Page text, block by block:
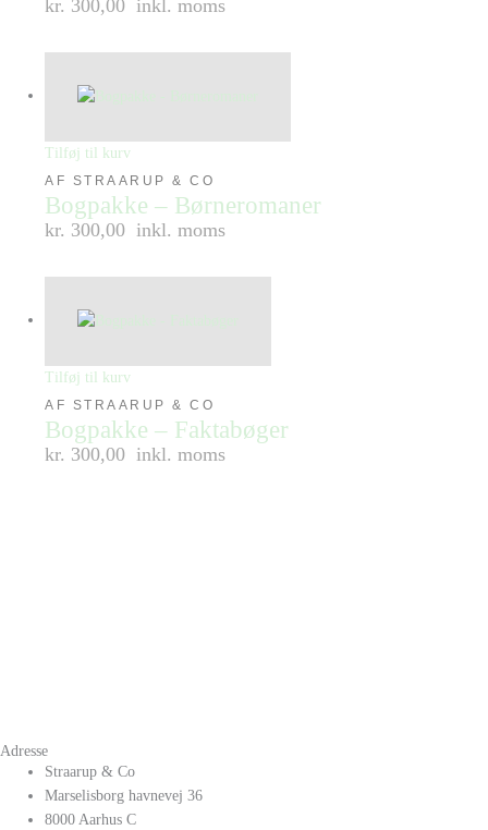
kr. 300,00 inkl. moms
Tilføj til kurv
AF STRAARUP & CO
Bogpakke – Børneromaner
kr. 300,00 inkl. moms
Tilføj til kurv
AF STRAARUP & CO
Bogpakke – Faktabøger
kr. 300,00 inkl. moms
Adresse
Straarup & Co
Marselisborg havnevej 36
8000 Aarhus C